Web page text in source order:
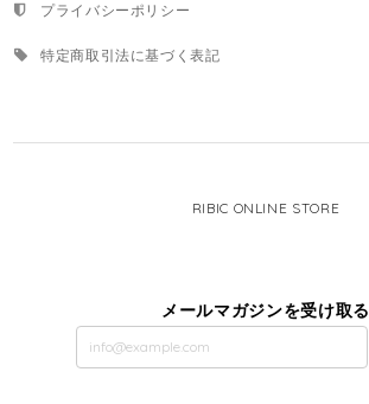
プライバシーポリシー
特定商取引法に基づく表記
RIBIC ONLINE STORE
メールマガジンを受け取る